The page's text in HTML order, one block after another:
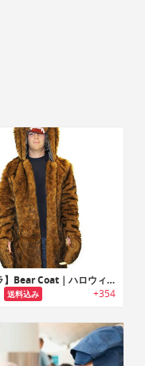
【プチプラ】Bear Coat｜ハロウィンに最適なベアーコート
送料込み +354